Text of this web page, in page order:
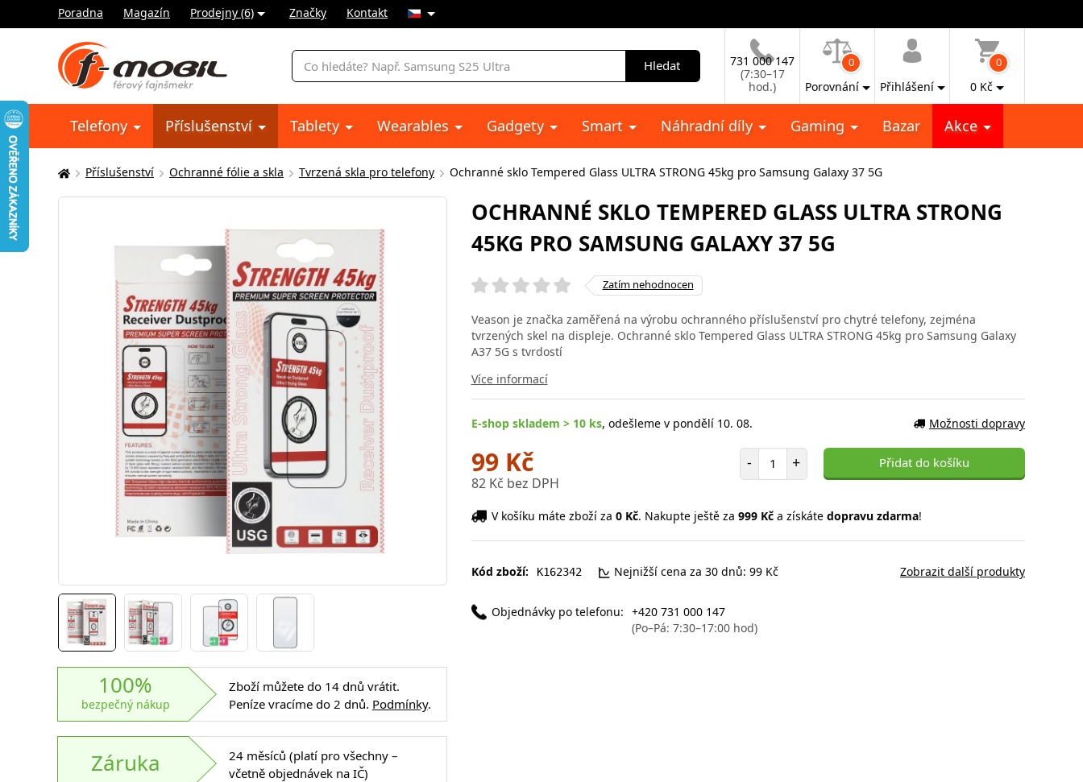
Poradna Magazín Prodejny (6) Značky Kontakt
Vyhledávání
Hledat
731 000 147
(7:30–17
hod.)
0
Porovnání Přihlášení
0
0 Kč
Telefony Příslušenství Tablety Wearables Gadgety Smart Náhradní díly Gaming Bazar Akce
Zde
se
Příslušenství Ochranné fólie a skla Tvrzená skla pro telefony Ochranné sklo Tempered Glass ULTRA STRONG 45kg pro Samsung Galaxy 37 5G
100%
bezpečný nákup
Zboží můžete do 14 dnů vrátit.
Peníze vracíme do 2 dnů. Podmínky.
Záruka
24 měsíců (platí pro všechny –
včetně objednávek na IČ)
OCHRANNÉ SKLO TEMPERED GLASS ULTRA STRONG
45KG PRO SAMSUNG GALAXY 37 5G
Zatím nehodnocen
Veason je značka zaměřená na výrobu ochranného příslušenství pro chytré telefony, zejména
tvrzených skel na displeje. Ochranné sklo Tempered Glass ULTRA STRONG 45kg pro Samsung Galaxy
A37 5G s tvrdostí
Více informací
E-shop skladem > 10 ks, odešleme v pondělí 10. 08. Možnosti dopravy
99 Kč
82 Kč bez DPH
- Počet položek
+ Přidat do košíku
V košíku máte zboží za 0 Kč. Nakupte ještě za 999 Kča získáte dopravu zdarma!
Kód zboží: K162342 Nejnižší cena za 30 dnů: 99 Kč
Objednávky po telefonu: +420 731 000 147
(Po–Pá: 7:30–17:00 hod)
Zobrazit další produkty